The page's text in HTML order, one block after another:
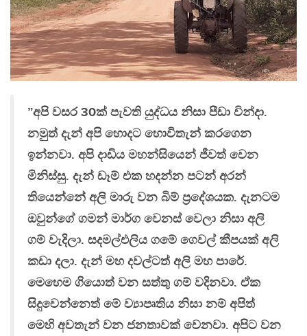
”අපි වසර 30ක් පැවති යුද්ධය නිසා පීඩා වින්දා.
නමුත් දැන් අපි හොදට හොවිතැන් කරගෙන
ඉන්නවා. අපි දාඩිය මහන්සියෙන් ජීවත් වෙන
මිනිස්සු. දැන් ඩෑම් එක හදන්න පටන් අරන්
තියෙන්නේ අලි මාරු වන බිම් ප්‍රදේශයක. දැනටම
ඔවුන්ගේ ගමන් මාර්ග වෙනස් වෙලා නිසා අලි
ගම් වැදිලා. සදමල්එලිය ගමේ ගෙවල් කීපයක් අලි
කඩා දලා. දැන් මහ දවල්ටත් අලි මහ පාරේ.
මෙහෙම ගියොත් වන සත්තු ගම් වදිනවා. ඒක
සිදුවෙන්නෙත් මේ ව්‍යාපෘතිය නිසා නම් අපිත්
මෙහි අවතැන් වන ජනතාවක් වෙනවා. අපිට වන